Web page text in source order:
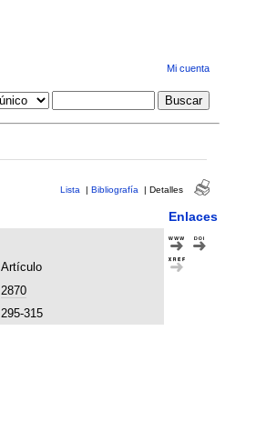
Mi cuenta
Lista | Bibliografía | Detalles
Enlaces
Artículo
2870
295-315